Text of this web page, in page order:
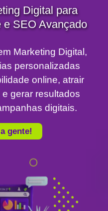
Digital para
e SEO Avançado
Marketing Digital,
personalizadas
online, atrair
gerar resultados
digitais.
gente!